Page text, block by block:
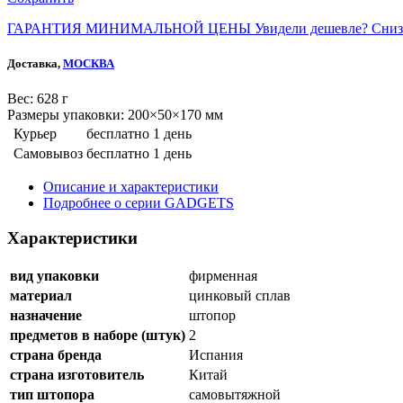
ГАРАНТИЯ МИНИМАЛЬНОЙ ЦЕНЫ Увидели дешевле?
Доставка, МОСКВА
Веc: 628 г
Размеры упаковки: 200×50×170 мм
Курьер
бесплатно 1 день
Самовывоз бесплатно 1 день
Описание и характеристики
Подробнее о серии GADGETS
Характеристики
вид упаковки
фирменная
материал
цинковый сплав
назначение
штопор
предметов в наборе (штук) 2
страна бренда
Испания
страна изготовитель
Китай
тип штопора
самовытяжной